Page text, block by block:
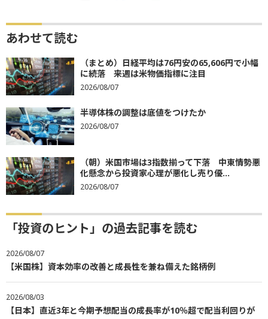
あわせて読む
（まとめ）日経平均は76円安の65,606円で小幅
に続落 来週は米物価指標に注目
2026/08/07
半導体株の調整は底値をつけたか
2026/08/07
（朝）米国市場は3指数揃って下落 中東情勢悪
化懸念から投資家心理が悪化し売り優...
2026/08/07
「投資のヒント」の過去記事を読む
2026/08/07
【米国株】資本効率の改善と成長性を兼ね備えた銘柄例
2026/08/03
【日本】直近3年と今期予想配当の成長率が10％超で配当利回りが